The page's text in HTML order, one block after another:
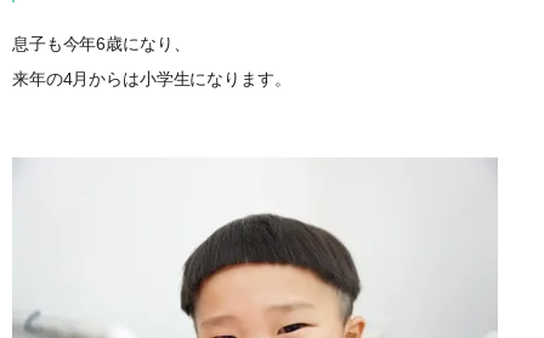
息子も今年6歳になり、
来年の4月からは小学生になります。